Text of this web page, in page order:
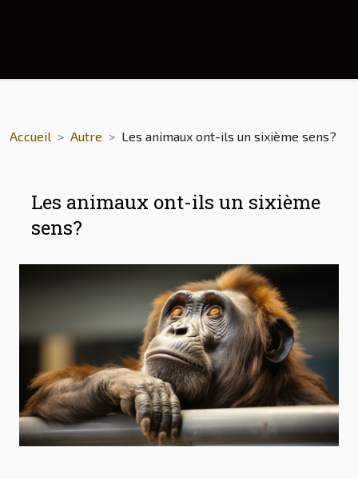
Accueil Autre Les animaux ont-ils un sixième sens?
Les animaux ont-ils un sixième
sens?